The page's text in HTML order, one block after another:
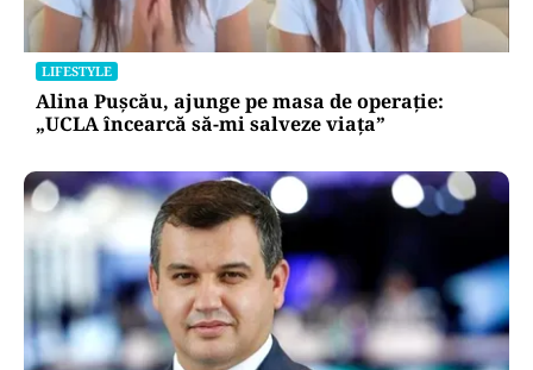
LIFESTYLE
Alina Pușcău, ajunge pe masa de operație:
„UCLA încearcă să-mi salveze viața”